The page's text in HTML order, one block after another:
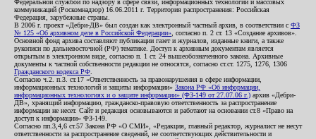
Федеральной службой по надзору в сфере связи, информационных технологий и массовых
коммуникаций (Роскомнадзор) 16.06.2011 г. Территория распространения: Российская
Федерация, зарубежные страны.
В 2006 г. проект «Дебри-ДВ» был создан как электронный частный архив, в соответствии с ФЗ
№ 125 «Об архивном деле в Российской Федерации» , согласно п. 2 ст. 13 «Создание архивов».
Основной фонд архива составляют публикации газет и журналов, изданные книги, а также
рукописи по дальневосточной (РФ) тематике. Доступ к архивным документам является
открытым в электронном виде, согласно п. 1 ст. 24 вышеобозначенного закона. Архивные
документы к частной собственности редакции не относятся, согласно ст.ст. 1275, 1276, 1306
Гражданского кодекса РФ
Согласно ч.2. п.3. ст.17 «Ответственность за правонарушения в сфере информации,
информационных технологий и защиты информации» Закона РФ «Об информации,
информационных технологиях и о защите информации» (ФЗ-149 от 27.07.06 г.) архив «Дебри-
ДВ», хранящий информацию, гражданско-правовую ответственность за распространение
информации не несет. Сайт и редакция основываются и работают на основании ст.8 «Право на
доступ к информации» ФЗ-149.
Согласно пп.3,4,6 ст.57 Закона РФ «О СМИ», «Редакция, главный редактор, журналист не несут
ответственности за распространение сведений, не соответствующих действительности и